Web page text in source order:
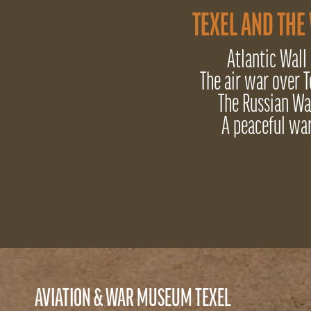
TEXEL AND
Atlantic Wall
The air war over
The Russian
A peaceful
AVIATION & WAR MUSEUM TEXEL